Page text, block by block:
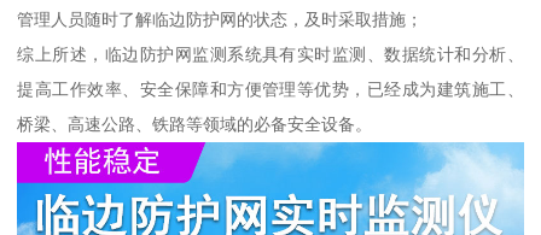
管理人员随时了解临边防护网的状态，及时采取措施；
综上所述，临边防护网监测系统具有实时监测、数据统计和分析、
提高工作效率、安全保障和方便管理等优势，已经成为建筑施工、
桥梁、高速公路、铁路等领域的必备安全设备。